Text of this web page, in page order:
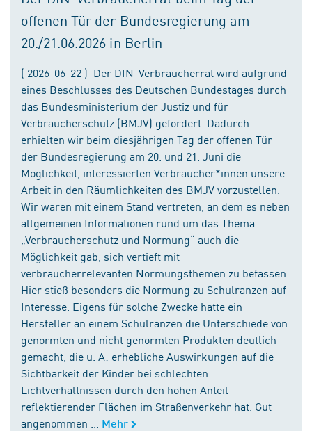
offenen Tür der Bundesregierung am
20./21.06.2026 in Berlin
( 2026-06-22 ) Der DIN-Verbraucherrat wird aufgrund
eines Beschlusses des Deutschen Bundestages durch
das Bundesministerium der Justiz und für
Verbraucherschutz (BMJV) gefördert. Dadurch
erhielten wir beim diesjährigen Tag der offenen Tür
der Bundesregierung am 20. und 21. Juni die
Möglichkeit, interessierten Verbraucher*innen unsere
Arbeit in den Räumlichkeiten des BMJV vorzustellen.
Wir waren mit einem Stand vertreten, an dem es neben
allgemeinen Informationen rund um das Thema
„Verbraucherschutz und Normung“ auch die
Möglichkeit gab, sich vertieft mit
verbraucherrelevanten Normungsthemen zu befassen.
Hier stieß besonders die Normung zu Schulranzen auf
Interesse. Eigens für solche Zwecke hatte ein
Hersteller an einem Schulranzen die Unterschiede von
genormten und nicht genormten Produkten deutlich
gemacht, die u. A: erhebliche Auswirkungen auf die
Sichtbarkeit der Kinder bei schlechten
Lichtverhältnissen durch den hohen Anteil
reflektierender Flächen im Straßenverkehr hat. Gut
angenommen ...
Mehr